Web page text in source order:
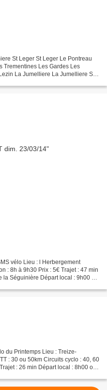
St Leger St Leger Le Pontreau
Trementines Les Gardes Les
La Jumelliere La Jumelliere St
vélo Lieu : l Herbergement
: 8h à 9h30 Prix : 5€ Trajet : 47 min
Séguinière Départ local : 9h00 Ou
du Printemps Lieu : Treize-
: 30 ou 50km Circuits cyclo : 40, 60
: 26 min Départ local : 8h00 ou